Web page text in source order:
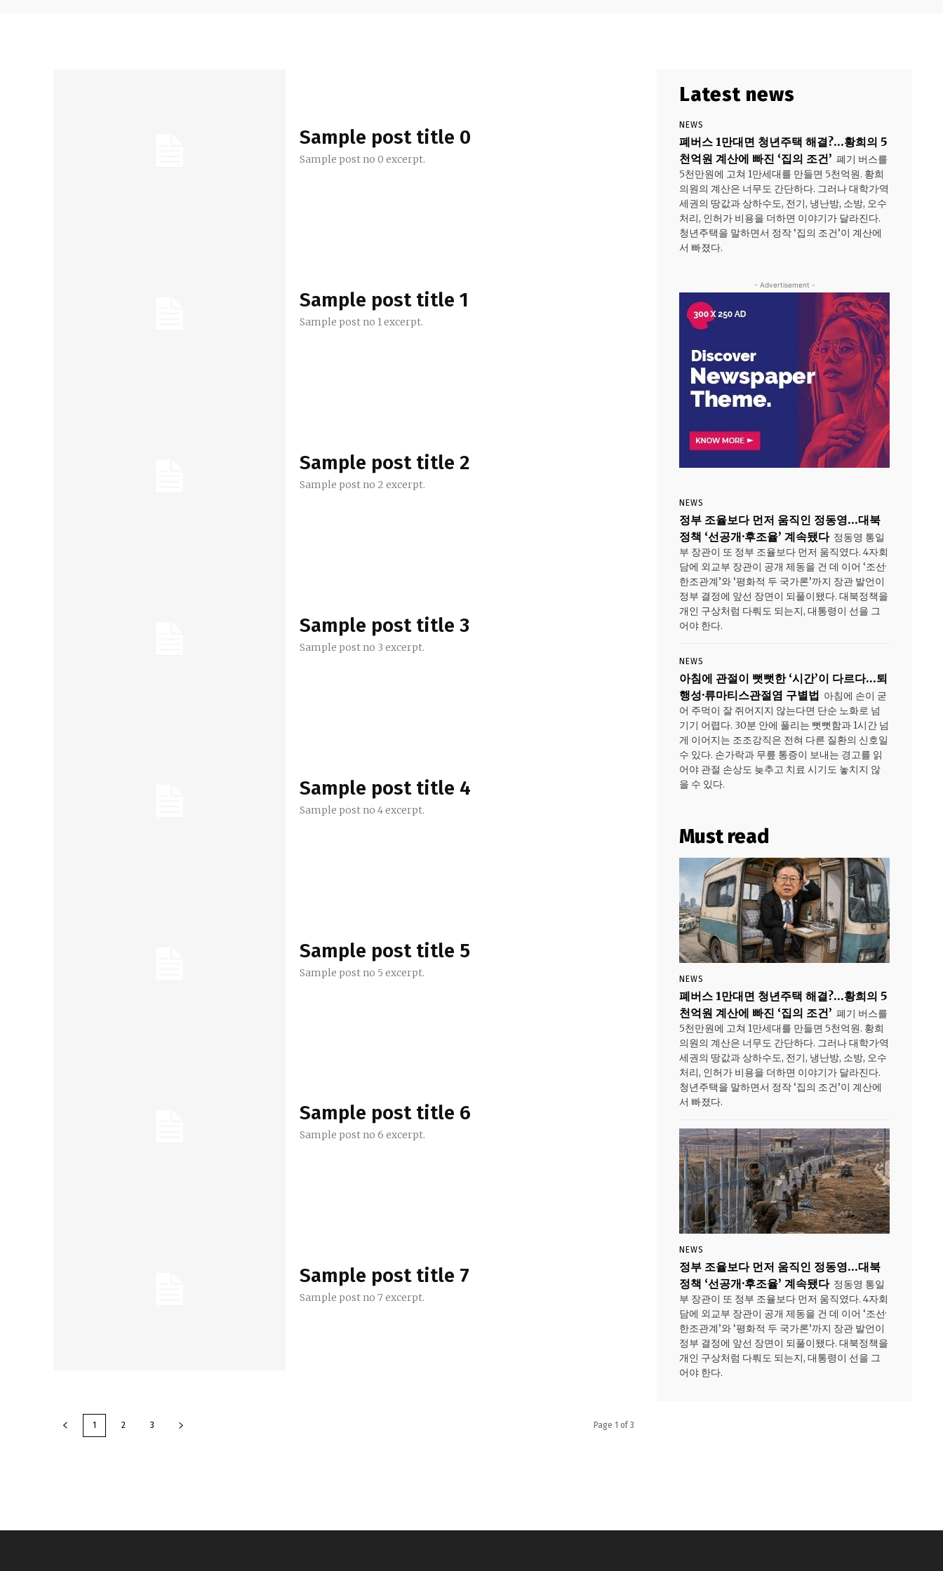
Sample post title 0
Sample post no 0 excerpt.
Sample post title 1
Sample post no 1 excerpt.
Sample post title 2
Sample post no 2 excerpt.
Sample post title 3
Sample post no 3 excerpt.
Sample post title 4
Sample post no 4 excerpt.
Sample post title 5
Sample post no 5 excerpt.
Sample post title 6
Sample post no 6 excerpt.
Sample post title 7
Sample post no 7 excerpt.
1 2 3 Page 1 of 3
Latest news
NEWS
폐버스 1만대면 청년주택 해결?…황희의 5
천억원 계산에 빠진 ‘집의 조건’ 폐기 버스를
5천만원에 고쳐 1만세대를 만들면 5천억원. 황희
의원의 계산은 너무도 간단하다. 그러나 대학가·역
세권의 땅값과 상하수도, 전기, 냉난방, 소방, 오수
처리, 인허가 비용을 더하면 이야기가 달라진다.
청년주택을 말하면서 정작 ‘집의 조건’이 계산에
서 빠졌다.
- Advertisement -
NEWS
정부 조율보다 먼저 움직인 정동영…대북
정책 ‘선공개·후조율’ 계속됐다 정동영 통일
부 장관이 또 정부 조율보다 먼저 움직였다. 4자회
담에 외교부 장관이 공개 제동을 건 데 이어 ‘조선·
한조관계’와 ‘평화적 두 국가론’까지 장관 발언이
정부 결정에 앞선 장면이 되풀이됐다. 대북정책을
개인 구상처럼 다뤄도 되는지, 대통령이 선을 그
어야 한다.
NEWS
아침에 관절이 뻣뻣한 ‘시간’이 다르다…퇴
행성·류마티스관절염 구별법 아침에 손이 굳
어 주먹이 잘 쥐어지지 않는다면 단순 노화로 넘
기기 어렵다. 30분 안에 풀리는 뻣뻣함과 1시간 넘
게 이어지는 조조강직은 전혀 다른 질환의 신호일
수 있다. 손가락과 무릎 통증이 보내는 경고를 읽
어야 관절 손상도 늦추고 치료 시기도 놓치지 않
을 수 있다.
Must read
NEWS
폐버스 1만대면 청년주택 해결?…황희의 5
천억원 계산에 빠진 ‘집의 조건’ 폐기 버스를
5천만원에 고쳐 1만세대를 만들면 5천억원. 황희
의원의 계산은 너무도 간단하다. 그러나 대학가·역
세권의 땅값과 상하수도, 전기, 냉난방, 소방, 오수
처리, 인허가 비용을 더하면 이야기가 달라진다.
청년주택을 말하면서 정작 ‘집의 조건’이 계산에
서 빠졌다.
NEWS
정부 조율보다 먼저 움직인 정동영…대북
정책 ‘선공개·후조율’ 계속됐다 정동영 통일
부 장관이 또 정부 조율보다 먼저 움직였다. 4자회
담에 외교부 장관이 공개 제동을 건 데 이어 ‘조선·
한조관계’와 ‘평화적 두 국가론’까지 장관 발언이
정부 결정에 앞선 장면이 되풀이됐다. 대북정책을
개인 구상처럼 다뤄도 되는지, 대통령이 선을 그
어야 한다.